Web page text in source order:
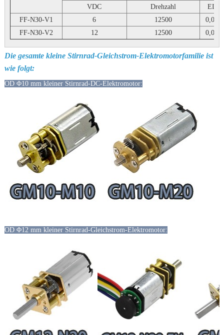
VDC Drehzahl
EIN
FF-N30-V1
6 12500
0,025
FF-N30-V2
12 12500 0,012
Die gesamte kleine Stirnrad-Gleichstrom-Elektromotorfamilie ist
wie folgt:
OD Φ10 mm kleiner Stirnrad-DC-Elektromotor:
OD Φ12 mm kleiner Stirnrad-Gleichstrom-Elektromotor: